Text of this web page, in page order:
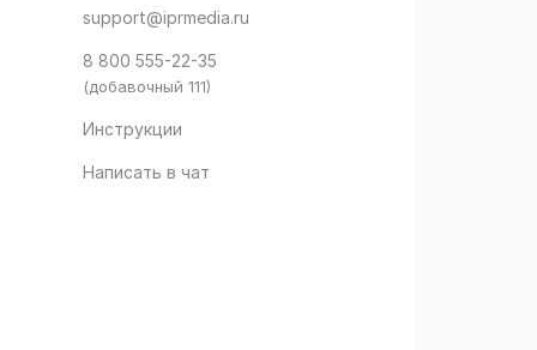
support@iprmedia.ru
8 800 555-22-35
(добавочный 111)
Инструкции
Написать в чат